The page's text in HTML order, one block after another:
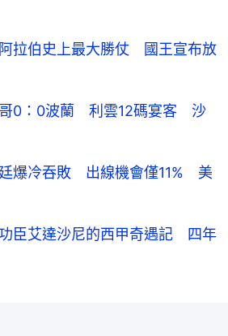
拉伯史上最大勝仗 國王宣布放
0：0波蘭 利雲12碼宴客 沙
爆冷吞敗 出線機會僅11% 美
臣艾達沙尼的西甲奇遇記 四年